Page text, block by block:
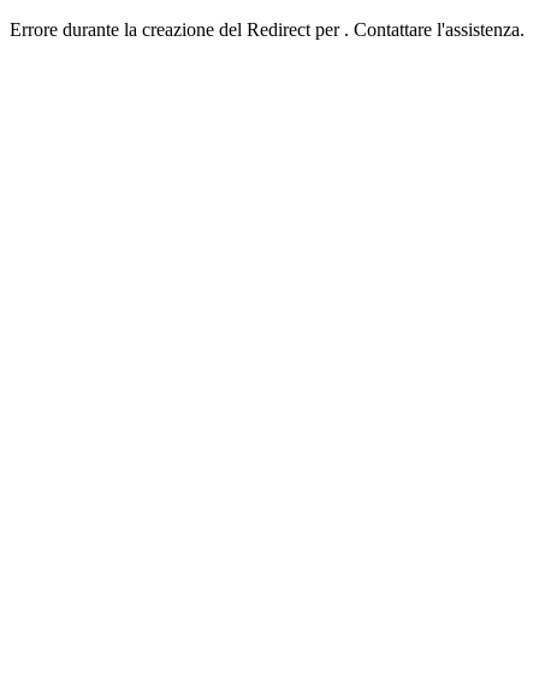
Errore durante la creazione del Redirect per . Contattare l'assistenza.